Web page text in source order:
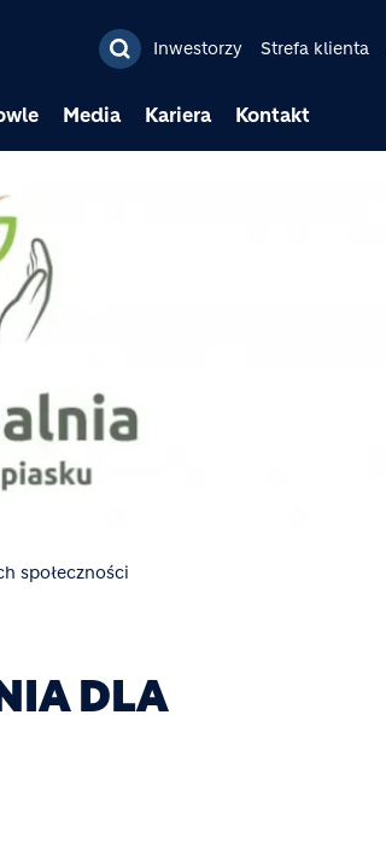
do treści
Inwestorzy Strefa klienta
Media Kariera Kontakt
społeczności
DLA